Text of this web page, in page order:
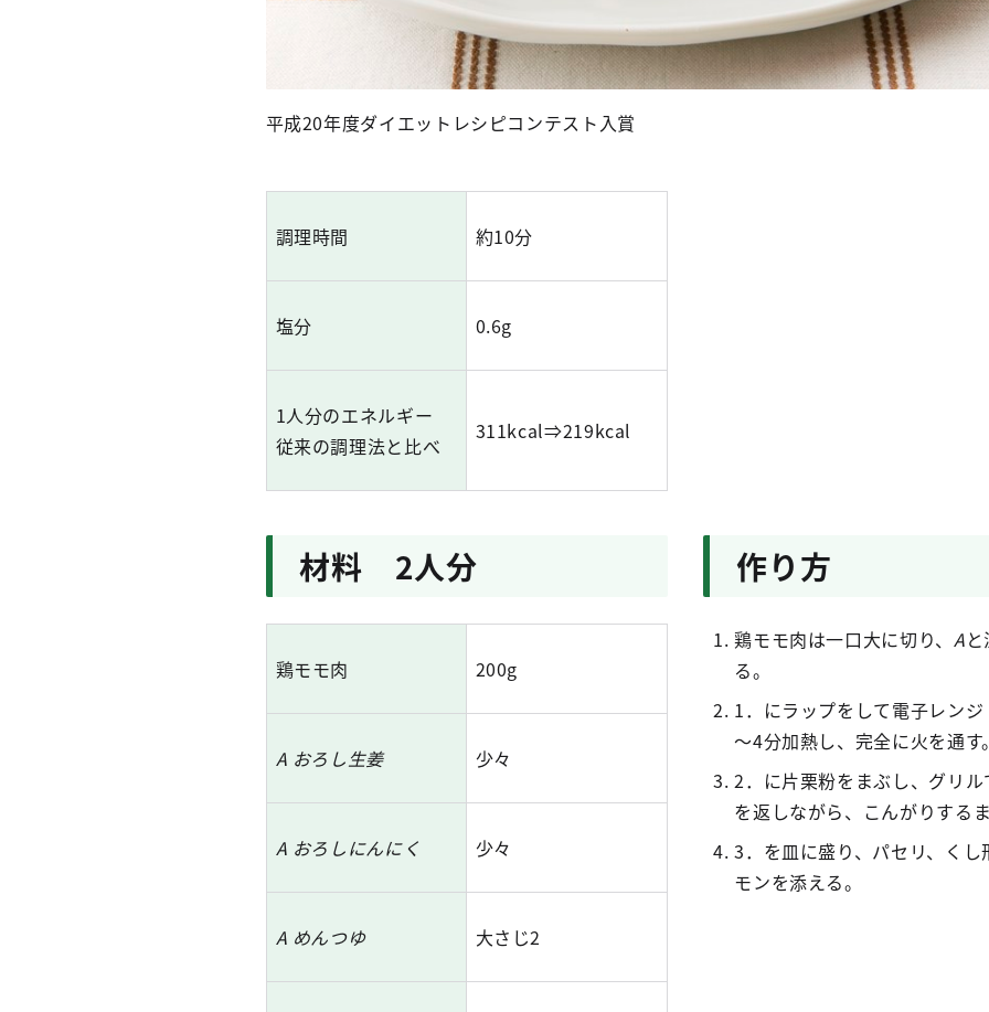
平成20年度ダイエットレシピコンテスト入賞
調理時間 約10分
塩分 0.6g
1人分のエネルギー
従来の調理法と比べ
311kcal⇒219kcal
材料 2人分
鶏モモ肉 200g
A おろし生姜 少々
A おろしにんにく 少々
A めんつゆ 大さじ2
作り方
鶏モモ肉は一口大に切り、 A
る。
1．にラップをして電子レン
～4分加熱し、完全に火を通す。
2．に片栗粉をまぶし、グリル
を返しながら、こんがりするま
3．を皿に盛り、パセリ、くし
モンを添える。